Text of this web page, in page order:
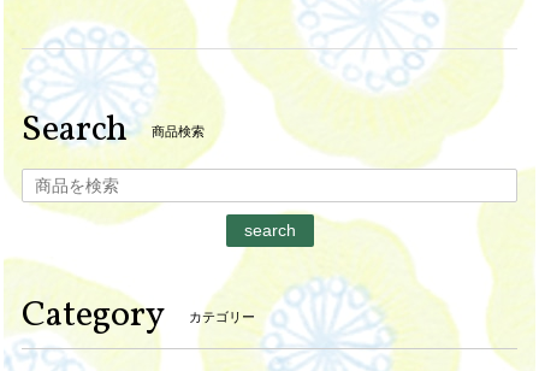
Search 商品検索
search
Category カテゴリー